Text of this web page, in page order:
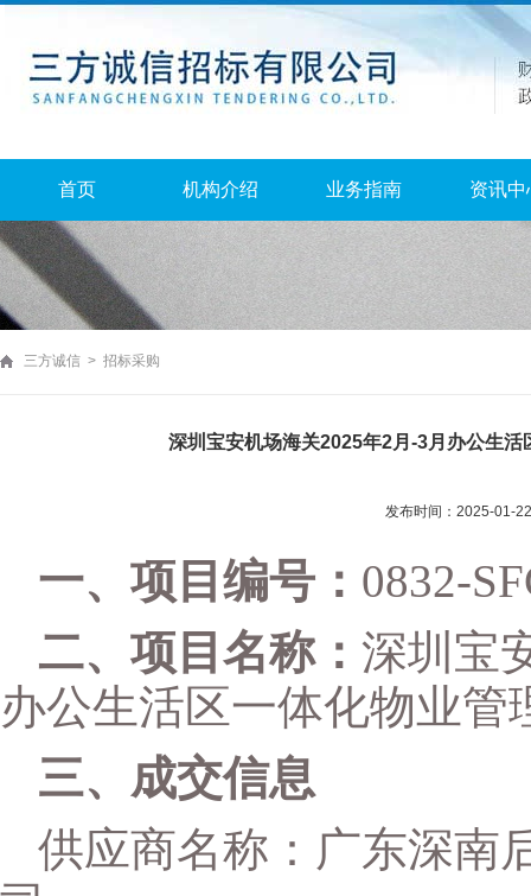
首页 机构介绍 业务指南 资讯中
三方诚信 > 招标采购
深圳宝安机场海关2025年2月-3月办公生
发布时间：2025-01-
一、项目编号： 0832-
二、项目名称： 深圳宝
办公生活区一体化物业管
三、 成交信息
供应商名称：广东深南